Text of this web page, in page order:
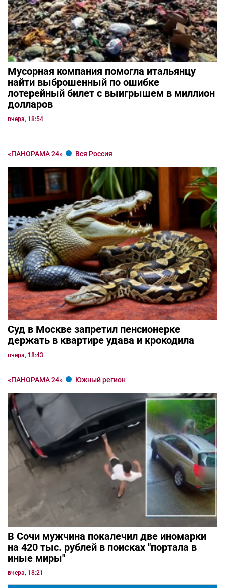
Мусорная компания помогла итальянцу
найти выброшенный по ошибке
лотерейный билет с выигрышем в миллион
долларов
вчера, 18:54
«ПАНОРАМА 24» Вся Россия
Суд в Москве запретил пенсионерке
держать в квартире удава и крокодила
вчера, 18:43
«ПАНОРАМА 24» Южный регион
В Сочи мужчина покалечил две иномарки
на 420 тыс. рублей в поисках "портала в
иные миры"
вчера, 18:21